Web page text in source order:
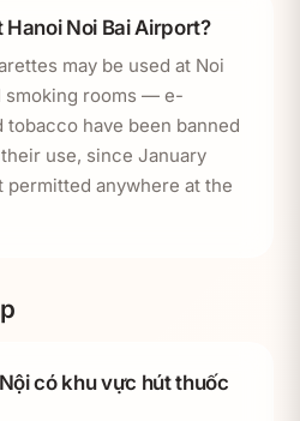
Noi Bai Airport?
may be used at Noi
smoking rooms — e-
have been banned
use, since January
permitted anywhere at the
có khu vực hút thuốc